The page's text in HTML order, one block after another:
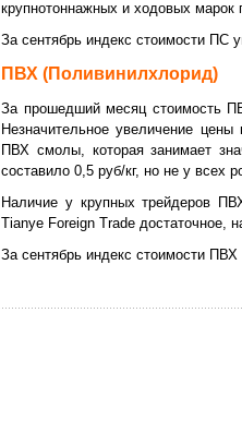
крупнотоннажных и ходовых
За сентябрь индекс стоимости ПС
ПВХ (Поливинилхлорид)
За прошедший месяц стоимость
Незначительное увеличение
ПВХ смолы, которая занимает
составило 0,5 руб/кг, но не у всех
Наличие у крупных трейдеров
Tianye Foreign Trade достаточное,
За сентябрь индекс стоимости